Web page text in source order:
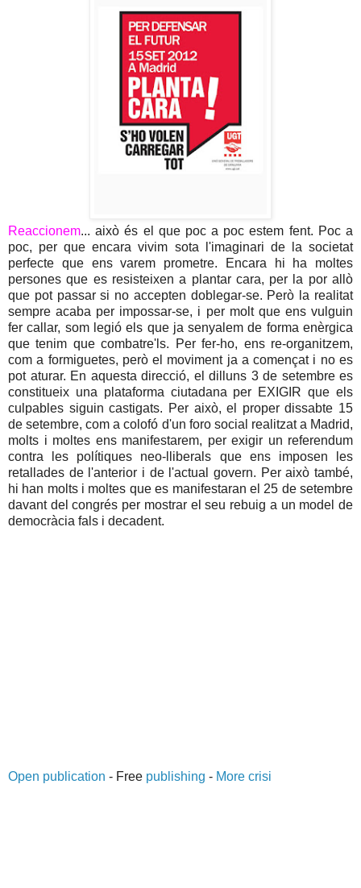
Reaccionem... això és el que poc a poc estem fent. Poc a
poc, per que encara vivim sota l'imaginari de la societat
perfecte que ens varem prometre. Encara hi ha moltes
persones que es resisteixen a plantar cara, per la por allò
que pot passar si no accepten doblegar-se. Però la realitat
sempre acaba per impossar-se, i per molt que ens vulguin
fer callar, som legió els que ja senyalem de forma enèrgica
que tenim que combatre'ls. Per fer-ho, ens re-organitzem,
com a formiguetes, però el moviment ja a començat i no es
pot aturar. En aquesta direcció, el dilluns 3 de setembre es
constitueix una plataforma ciutadana per EXIGIR que els
culpables siguin castigats. Per això, el proper dissabte 15
de setembre, com a colofó d'un foro social realitzat a Madrid,
molts i moltes ens manifestarem, per exigir un referendum
contra les polítiques neo-lliberals que ens imposen les
retallades de l'anterior i de l'actual govern. Per això també,
hi han molts i moltes que es manifestaran el 25 de setembre
davant del congrés per mostrar el seu rebuig a un model de
democràcia fals i decadent.
Open publication - Free publishing - More crisi